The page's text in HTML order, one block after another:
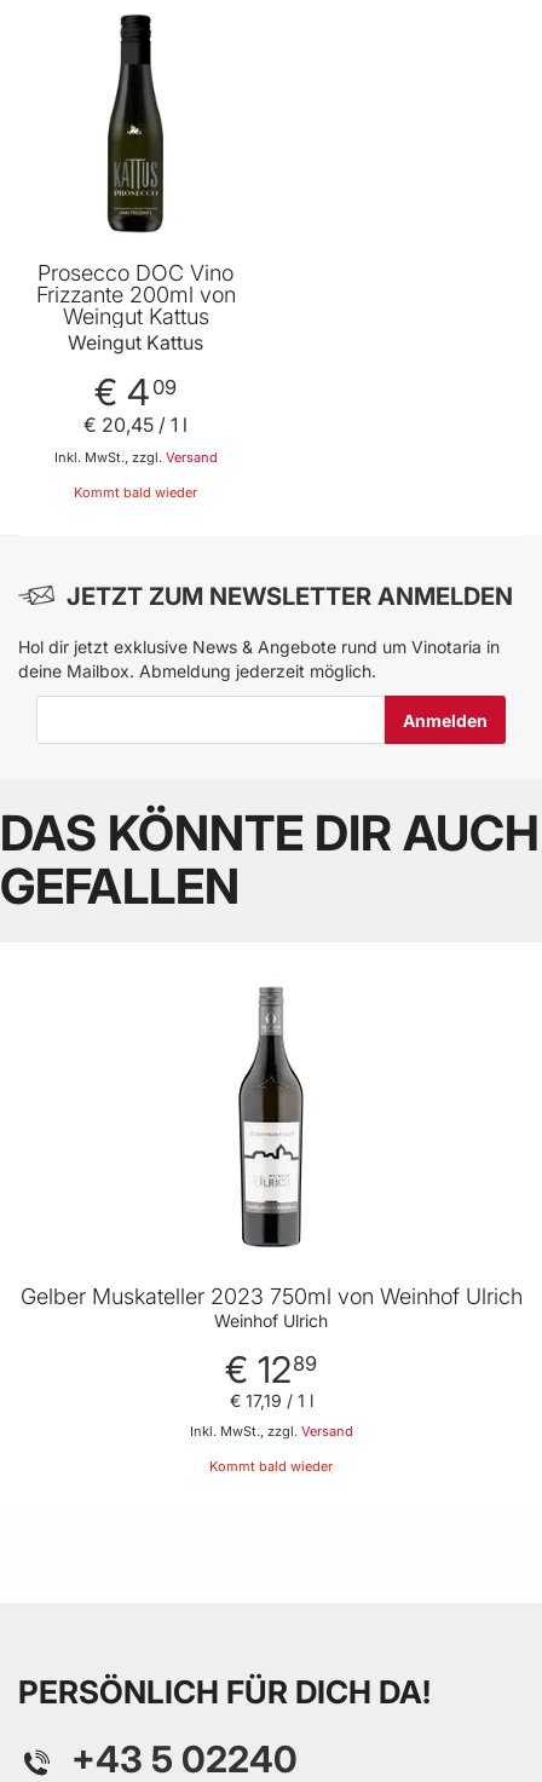
Prosecco DOC Vino
Frizzante 200ml von
Weingut Kattus
Weingut Kattus
€ 4 09
Inkl. MwSt., zzgl. Versand
€ 20,45 / 1 l
Kommt bald wieder
JETZT ZUM NEWSLETTER ANMELDEN
Hol dir jetzt exklusive News & Angebote rund um Vinotaria in
deine Mailbox. Abmeldung jederzeit möglich.
DAS KÖNNTE DIR AUCH
GEFALLEN
Gelber Muskateller 2023 750ml von Weinhof Ulrich
Weinhof Ulrich
€ 1289
Inkl. MwSt., zzgl. Versand
€ 17,19 / 1 l
Kommt bald wieder
PERSÖNLICH FÜR DICH DA!
+43 5 02240